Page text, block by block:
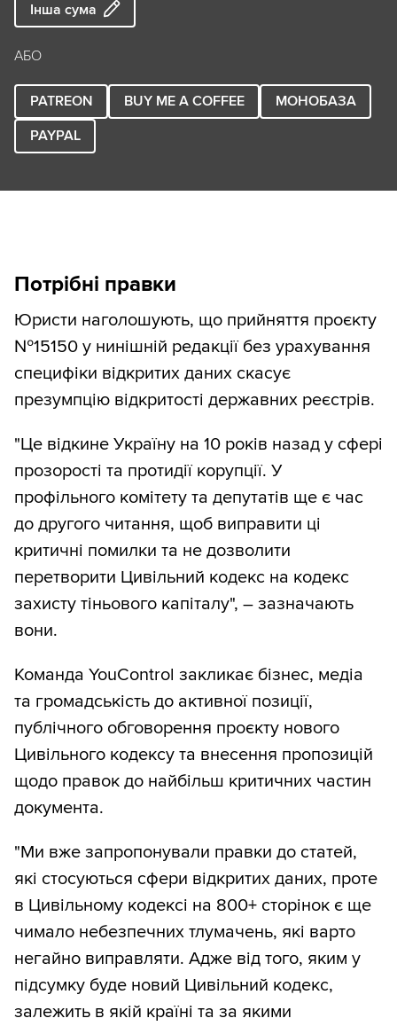
Інша сума
АБО
PATREON BUY ME A COFFEE
МОНОБАЗА
PAYPAL
Потрібні правки
Юристи наголошують, що прийняття проєкту
№15150 у нинішній редакції без урахування
специфіки відкритих даних скасує
презумпцію відкритості державних реєстрів.
"Це відкине Україну на 10 років назад у сфері
прозорості та протидії корупції. У
профільного комітету та депутатів ще є час
до другого читання, щоб виправити ці
критичні помилки та не дозволити
перетворити Цивільний кодекс на кодекс
захисту тіньового капіталу", – зазначають
вони.
Команда YouControl закликає бізнес, медіа
та громадськість до активної позиції,
публічного обговорення проєкту нового
Цивільного кодексу та внесення пропозицій
щодо правок до найбільш критичних частин
документа.
"Ми вже запропонували правки до статей,
які стосуються сфери відкритих даних, проте
в Цивільному кодексі на 800+ сторінок є ще
чимало небезпечних тлумачень, які варто
негайно виправляти. Адже від того, яким у
підсумку буде новий Цивільний кодекс,
залежить в якій країні та за якими